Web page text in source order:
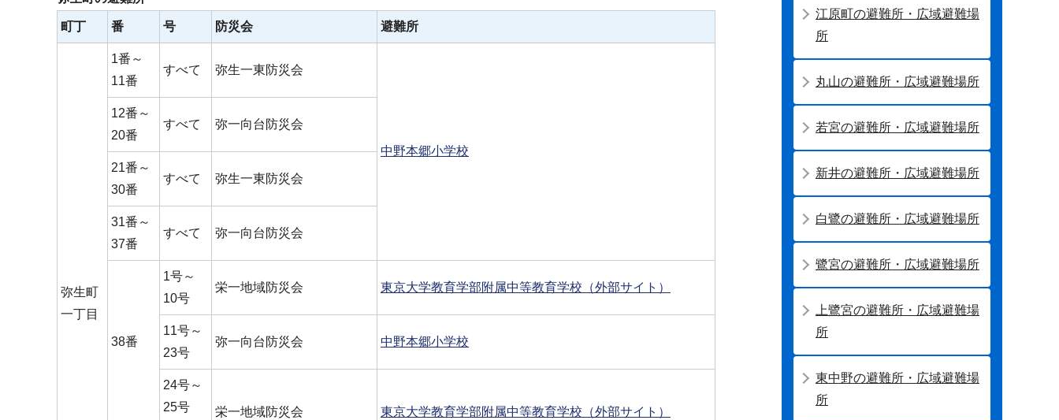
町丁 番 号 防災会 避難所
弥生町
一丁目
1番～
11番
すべて 弥生一東防災会
中野本郷小学校
12番～
20番
すべて 弥一向台防災会
21番～
30番
すべて 弥生一東防災会
31番～
37番
すべて 弥一向台防災会
38番
1号～
10号
栄一地域防災会 東京大学教育学部附属中等教育学校（外部サイト）
11号～
23号
弥一向台防災会 中野本郷小学校
24号～
25号
栄一地域防災会 東京大学教育学部附属中等教育学校（外部サイト）
江原町の避難所・広域避難場
所
丸山の避難所・広域避難場所
若宮の避難所・広域避難場所
新井の避難所・広域避難場所
白鷺の避難所・広域避難場所
鷺宮の避難所・広域避難場所
上鷺宮の避難所・広域避難場
所
東中野の避難所・広域避難場
所